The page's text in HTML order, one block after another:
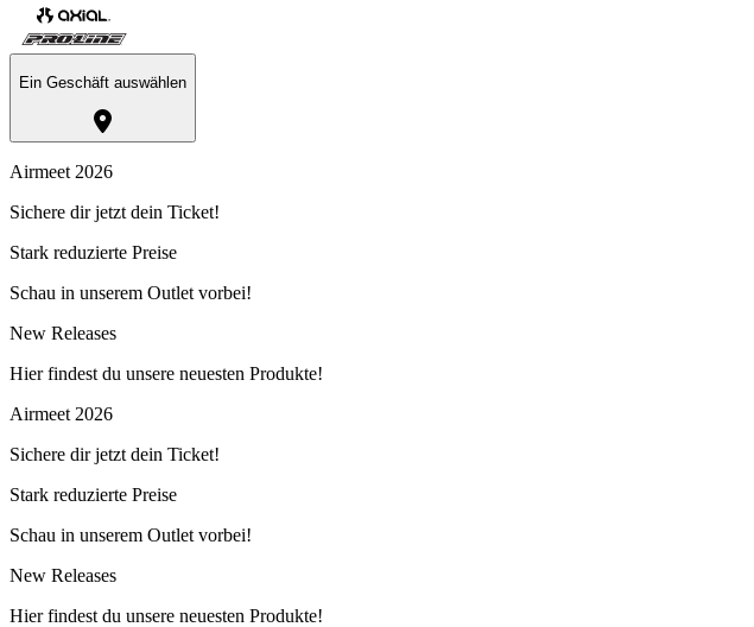
Ein Geschäft auswählen
Airmeet 2026
Sichere dir jetzt dein Ticket!
Stark reduzierte Preise
Schau in unserem Outlet vorbei!
New Releases
Hier findest du unsere neuesten Produkte!
Airmeet 2026
Sichere dir jetzt dein Ticket!
Stark reduzierte Preise
Schau in unserem Outlet vorbei!
New Releases
Hier findest du unsere neuesten Produkte!